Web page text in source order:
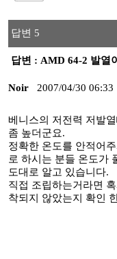
답변 5
답변 : AMD 64-2 발열
Noir 2007/04/30 06:33
베니스의 저전력 저발
좀 높더군요.
정확한 온도를 안적어
로 하시는 분들 온도가
도대로 알고 있습니다.
직접 조립하는거라면
착되지 않았는지 확인